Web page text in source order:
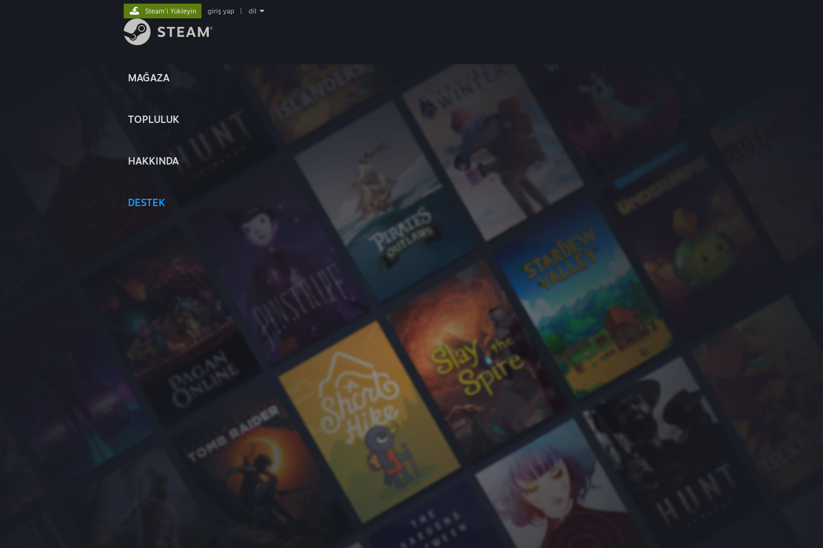
MAĞAZA
TOPLULUK
HAKKINDA
DESTEK
Steam'i Yükleyin giriş yap dil